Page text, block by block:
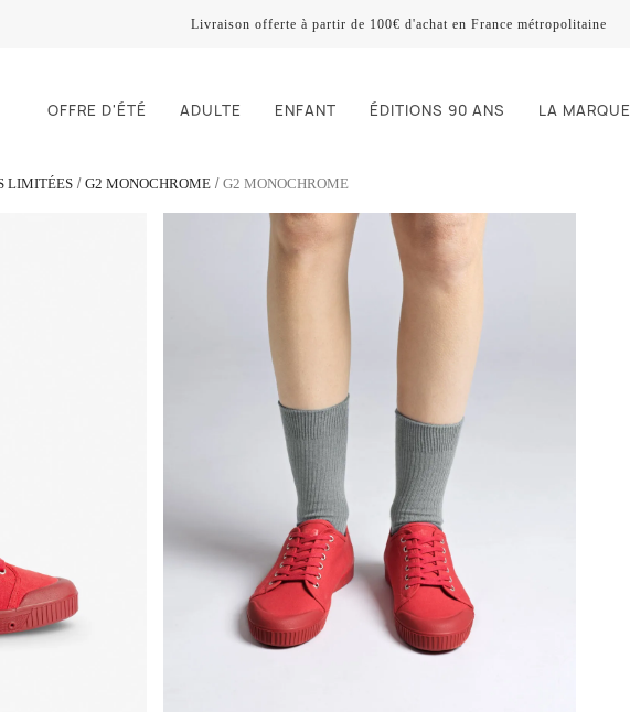
Livraison offerte à partir de 100€ d'achat en France métropolitaine
OFFRE D'ÉTÉ ADULTE ENFANT ÉDITIONS 90 ANS LA MARQUE
LIMITÉES G2 MONOCHROME G2 MONOCHROME